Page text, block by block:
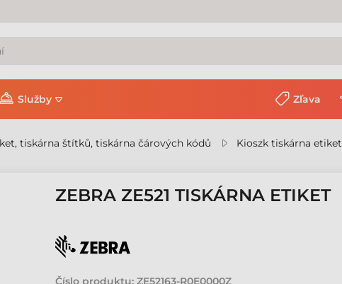
Služby Zľava
tiskárna štítků, tiskárna čárových kódů Kioszk tiskárna etiket
ZEBRA ZE521 TISKÁRNA ETIKET
Číslo produktu: ZE52163-R0E0000Z